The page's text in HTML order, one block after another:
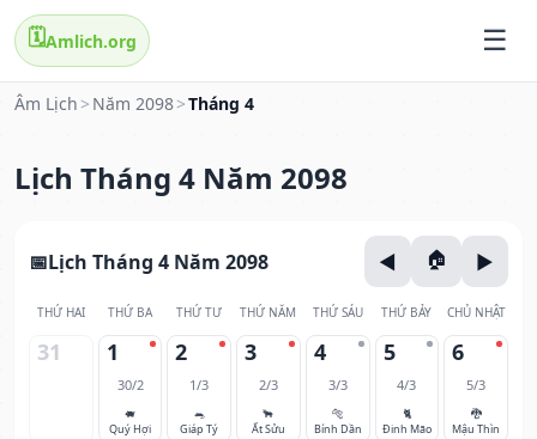
🗓️Amlich.org
Âm Lịch > Năm 2098>Tháng 4
Lịch Tháng 4 Năm 2098
Lịch Tháng 4 Năm 2098
THỨ HAI THỨ BA THỨ TƯ THỨ NĂM THỨ SÁU THỨ BẢY CHỦ NHẬT
31 1
30/2
🐖
Quý Hợi
2
1/3
🐀
Giáp Tý
3
2/3
🐂
Ất Sửu
4
3/3
🐅
Bính Dần
5
4/3
🐈
Đinh Mão
6
5/3
🐉
Mậu Thìn